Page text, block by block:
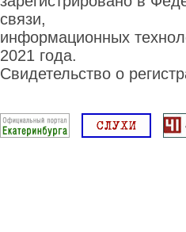
связи,
информационных
2021 года.
Свидетельство о